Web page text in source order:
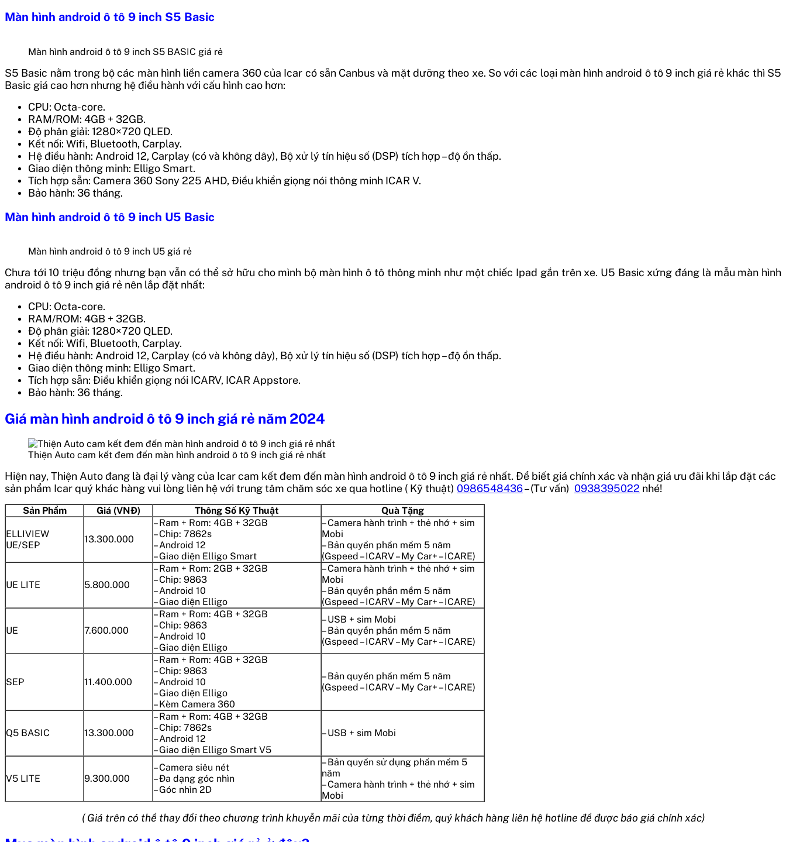
Màn hình android ô tô 9 inch S5 Basic
Màn hình android ô tô 9 inch S5 BASIC giá rẻ
S5 Basic nằm trong bộ các màn hình liền camera 360 của Icar có sẵn Canbus và mặt dưỡng theo xe. So với các loại màn hình android ô tô 9 inch giá rẻ khác thì S5
Basic giá cao hơn nhưng hệ điều hành với cấu hình cao hơn:
CPU: Octa-core.
RAM/ROM: 4GB + 32GB.
Độ phân giải: 1280×720 QLED.
Kết nối: Wifi, Bluetooth, Carplay.
Hệ điều hành: Android 12, Carplay (có và không dây), Bộ xử lý tín hiệu số (DSP) tích hợp – độ ồn thấp.
Giao diện thông minh: Elligo Smart.
Tích hợp sẵn: Camera 360 Sony 225 AHD, Điều khiển giọng nói thông minh ICAR V.
Bảo hành: 36 tháng.
Màn hình android ô tô 9 inch U5 Basic
Màn hình android ô tô 9 inch U5 giá rẻ
Chưa tới 10 triệu đồng nhưng bạn vẫn có thể sở hữu cho mình bộ màn hình ô tô thông minh như một chiếc Ipad gắn trên xe. U5 Basic xứng đáng là mẫu màn hình
android ô tô 9 inch giá rẻ nên lắp đặt nhất:
CPU: Octa-core.
RAM/ROM: 4GB + 32GB.
Độ phân giải: 1280×720 QLED.
Kết nối: Wifi, Bluetooth, Carplay.
Hệ điều hành: Android 12, Carplay (có và không dây), Bộ xử lý tín hiệu số (DSP) tích hợp – độ ồn thấp.
Giao diện thông minh: Elligo Smart.
Tích hợp sẵn: Điều khiển giọng nói ICARV, ICAR Appstore.
Bảo hành: 36 tháng.
Giá màn hình android ô tô 9 inch giá rẻ năm 2024
Thiện Auto cam kết đem đến màn hình android ô tô 9 inch giá rẻ nhất
Hiện nay, Thiện Auto đang là đại lý vàng của Icar cam kết đem đến màn hình android ô tô 9 inch giá rẻ nhất. Để biết giá chính xác và nhận giá ưu đãi khi lắp đặt các
sản phẩm Icar quý khác hàng vui lòng liên hệ với trung tâm chăm sóc xe qua hotline ( Kỹ thuật) 0986548436– (Tư vấn) 0938395022 nhé!
Sản Phẩm Giá (VNĐ) Thông Số Kỹ Thuật Quà Tặng
ELLIVIEW
UE/SEP
13.300.000
– Ram + Rom: 4GB + 32GB
– Chip: 7862s
– Android 12
– Giao diện Elligo Smart
– Camera hành trình + thẻ nhớ + sim
Mobi
– Bản quyền phần mềm 5 năm
(Gspeed – ICARV – My Car+ – ICARE)
UE LITE 5.800.000
– Ram + Rom: 2GB + 32GB
– Chip: 9863
– Android 10
– Giao diện Elligo
– Camera hành trình + thẻ nhớ + sim
Mobi
– Bản quyền phần mềm 5 năm
(Gspeed – ICARV – My Car+ – ICARE)
UE 7.600.000
– Ram + Rom: 4GB + 32GB
– Chip: 9863
– Android 10
– Giao diện Elligo
– USB + sim Mobi
– Bản quyền phần mềm 5 năm
(Gspeed – ICARV – My Car+ – ICARE)
SEP 11.400.000
– Ram + Rom: 4GB + 32GB
– Chip: 9863
– Android 10
– Giao diện Elligo
– Kèm Camera 360
– Bản quyền phần mềm 5 năm
(Gspeed – ICARV – My Car+ – ICARE)
Q5 BASIC 13.300.000
– Ram + Rom: 4GB + 32GB
– Chip: 7862s
– Android 12
– Giao diện Elligo Smart V5
– USB + sim Mobi
V5 LITE 9.300.000
– Camera siêu nét
– Đa dạng góc nhìn
– Góc nhìn 2D
– Bản quyền sử dụng phần mềm 5
năm
– Camera hành trình + thẻ nhớ + sim
Mobi
( Giá trên có thể thay đổi theo chương trình khuyễn mãi của từng thời điểm, quý khách hàng liên hệ hotline để được báo giá chính xác)